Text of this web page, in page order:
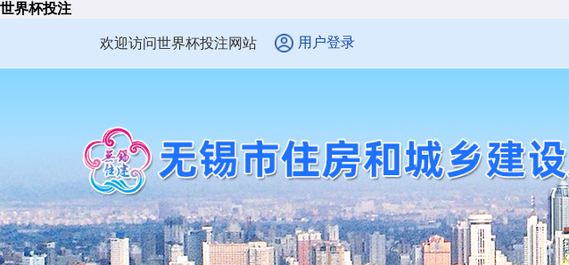
世界杯投注
欢迎访问世界杯投注网站 用户登录